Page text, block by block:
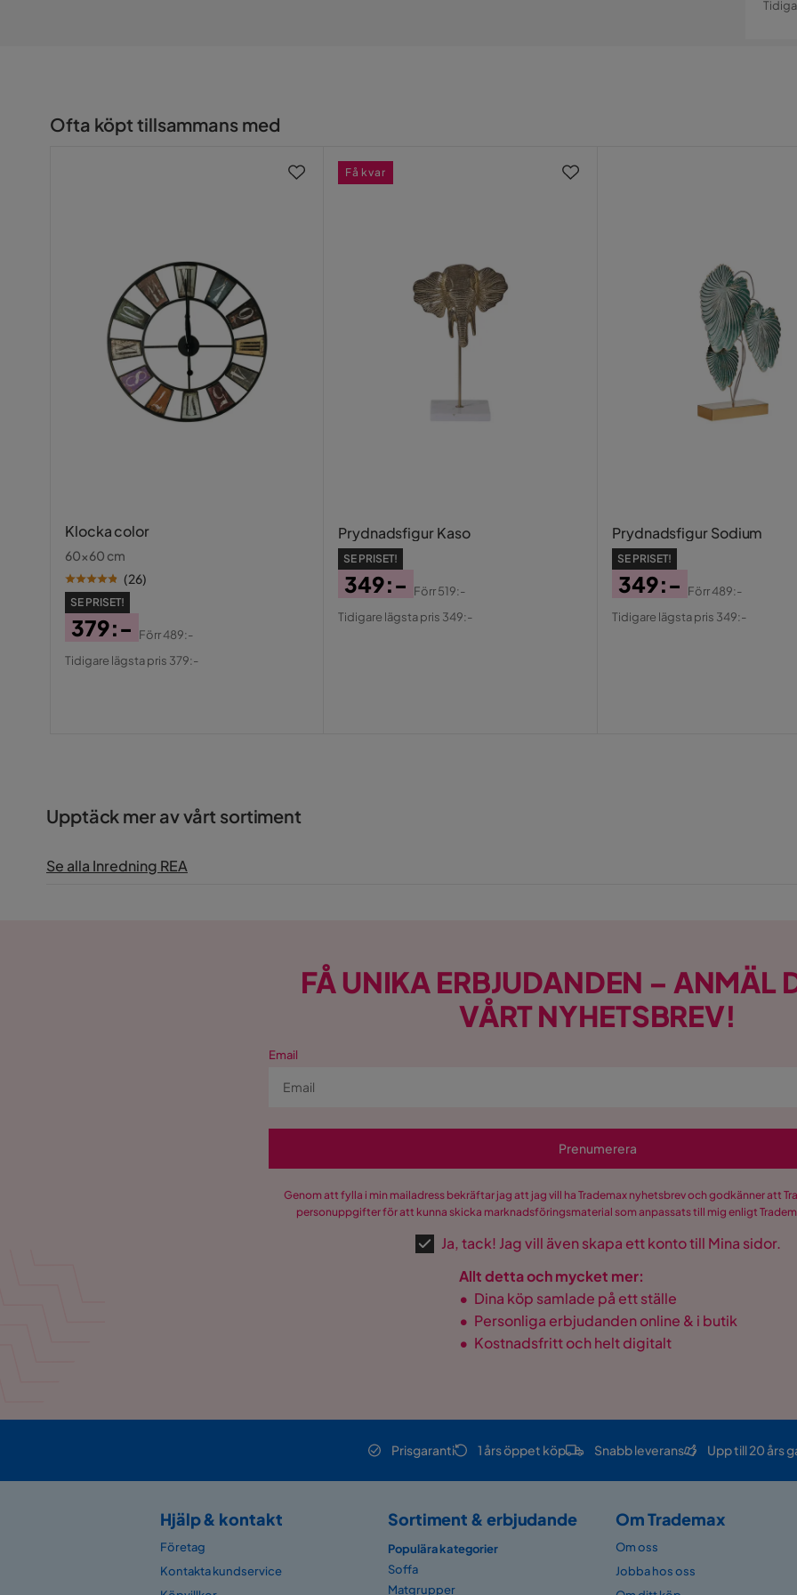
Ofta köpt tillsammans med
Klocka color
60x60 cm
(26)
SE PRISET!
Pris
379:-
Original
Förr489:-
Tidigare lägsta pris 379:-
Prydnadsfigur Kaso
SE PRISET!
Pris
349:-
Original
Förr519:-
Tidigare lägsta pris 349:-
Få kvar
Prydnadsfigur Sodium
SE PRISET!
Pris
349:-
Original
Förr489:-
Tidigare lägsta pris 349:-
Upptäck mer av vårt sortiment
Se alla Inredning REA
FÅ UNIKA ERBJUDANDEN – ANMÄL
VÅRT NYHETSBREV!
Email
Prenumerera
Genom att fylla i min mailadress bekräftar jag att jag vill ha Trademax nyhetsbrev och godkänner att
personuppgifter för att kunna skicka marknadsföringsmaterial som anpassats till mig enligt
Ja, tack! Jag vill även skapa ett konto till Mina sidor.
Allt detta och mycket mer:
• Dina köp samlade på ett ställe
• Personliga erbjudanden online & i butik
• Kostnadsfritt och helt digitalt
Prisgaranti 1 års öppet köp Snabb leverans Upp till 20 års
Hjälp & kontakt
Företag
Kontakta kundservice
Sortiment & erbjudande
Populära kategorier
Soffa
Matgrupper
Om Trademax
Om oss
Jobba hos oss